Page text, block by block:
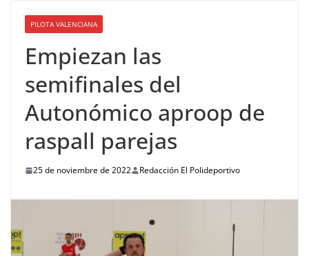
PILOTA VALENCIANA
Empiezan las
semifinales del
Autonómico aproop de
raspall parejas
25 de noviembre de 2022 Redacción El Polideportivo